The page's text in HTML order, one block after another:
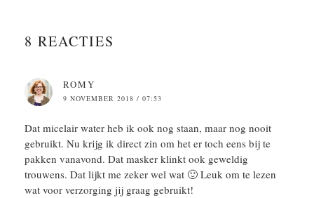
8 REACTIES
ROMY
9 NOVEMBER 2018 / 07:53
Dat micelair water heb ik ook nog staan, maar nog nooit
gebruikt. Nu krijg ik direct zin om het er toch eens bij te
pakken vanavond. Dat masker klinkt ook geweldig
trouwens. Dat lijkt me zeker wel wat 🙂 Leuk om te lezen
wat voor verzorging jij graag gebruikt!